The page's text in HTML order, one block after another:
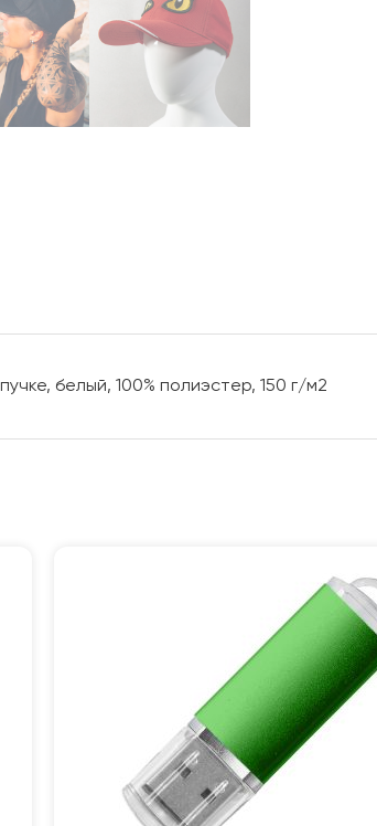
белый, 100% полиэстер, 150 г/м2